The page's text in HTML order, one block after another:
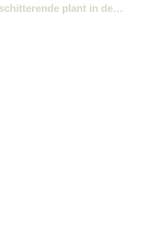
plant in de…